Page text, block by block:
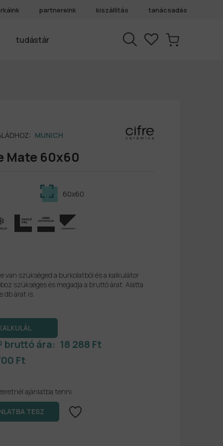
partnereink kiszállítás tanácsadás
tudástár
MUNICH
Mate 60x60
60x60
van szükséged a burkolatból és a kalkulátor
szükséges és megadja a bruttó árat. Alatta
db árat is.
bruttó ára: 18 288 Ft
Ft
ajánlatba tenni.